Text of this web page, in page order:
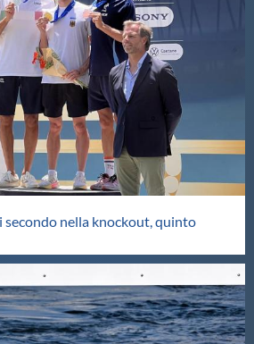
nella knockout, quinto